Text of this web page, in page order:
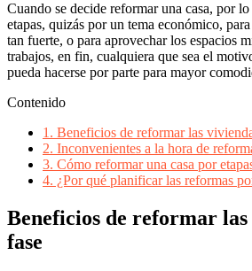
Cuando se decide reformar una casa, por
etapas, quizás por un tema económico,
tan fuerte, o para aprovechar los espacios
trabajos, en fin, cualquiera que sea el
pueda hacerse por parte para mayor
Contenido
1. Beneficios de reformar las
2. Inconvenientes a la hora de
3. Cómo reformar una casa por
4. ¿Por qué planificar las reformas
Beneficios de reformar
fase